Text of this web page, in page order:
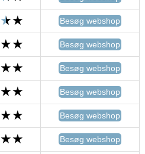
Besøg webshop
Besøg webshop
Besøg webshop
Besøg webshop
Besøg webshop
Besøg webshop